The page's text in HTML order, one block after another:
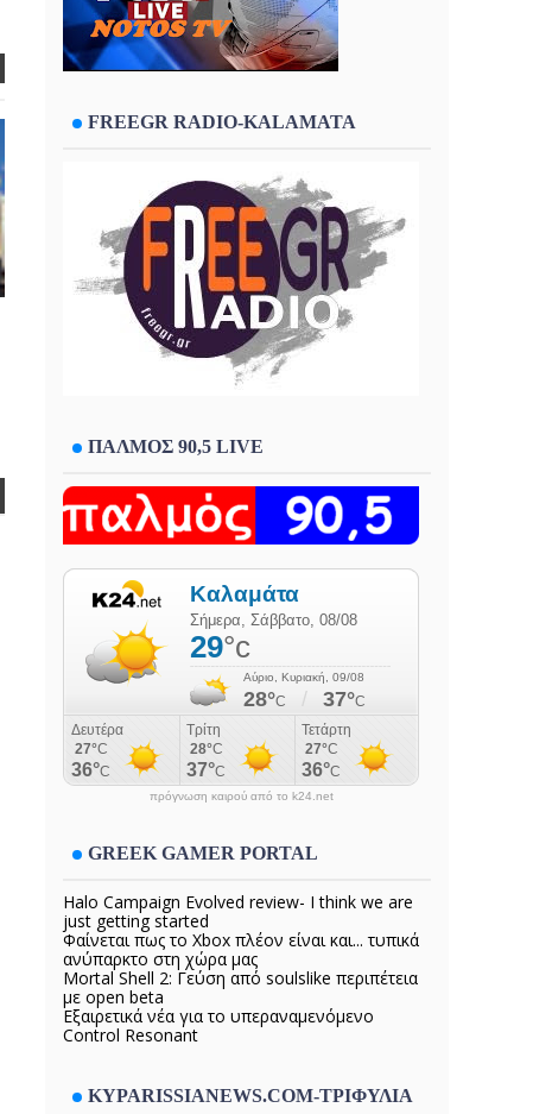
FREEGR RADIO-KALAMATA
ΠΑΛΜΟΣ 90,5 LIVE
πρόγνωση καιρού από το k24.net
GREEK GAMER PORTAL
Halo Campaign Evolved review- I think we are
just getting started
Φαίνεται πως το Xbox πλέον είναι και... τυπικά
ανύπαρκτο στη χώρα μας
Mortal Shell 2: Γεύση από soulslike περιπέτεια
με open beta
Εξαιρετικά νέα για το υπεραναμενόμενο
Control Resonant
KYPARISSIANEWS.COM-ΤΡΙΦΥΛΙΑ